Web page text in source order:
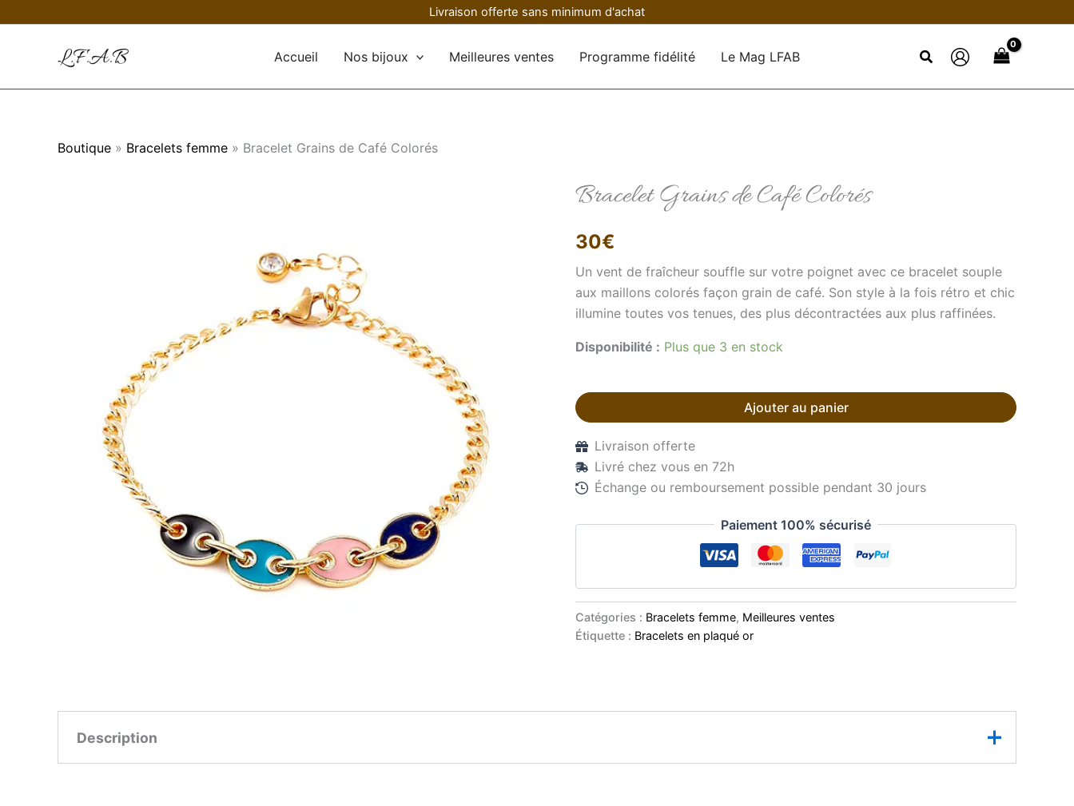
Livraison offerte sans minimum d'achat
Accueil Nos bijoux Meilleures ventes Programme fidélité Le Mag LFAB
Boutique » Bracelets femme » Bracelet Grains de Café Colorés
Bracelet Grains de Café Colorés
30€
Un vent de fraîcheur souffle sur votre poignet avec ce bracelet souple
aux maillons colorés façon grain de café. Son style à la fois rétro et chic
illumine toutes vos tenues, des plus décontractées aux plus raffinées.
Disponibilité : Plus que 3 en stock
quantité
de
Grains
de
Café
Ajouter au panier
Livraison offerte
Livré chez vous en 72h
Échange ou remboursement possible pendant 30 jours
Paiement 100% sécurisé
Catégories : Bracelets femme, Meilleures ventes
Étiquette : Bracelets en plaqué or
Description